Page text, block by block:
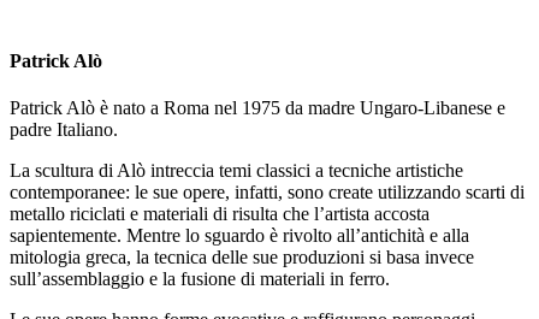
Patrick Alò
Patrick Alò è nato a Roma nel 1975 da madre Ungaro-Libanese e
padre Italiano.
La scultura di Alò intreccia temi classici a tecniche artistiche
contemporanee: le sue opere, infatti, sono create utilizzando scarti di
metallo riciclati e materiali di risulta che l’artista accosta
sapientemente. Mentre lo sguardo è rivolto all’antichità e alla
mitologia greca, la tecnica delle sue produzioni si basa invece
sull’assemblaggio e la fusione di materiali in ferro.